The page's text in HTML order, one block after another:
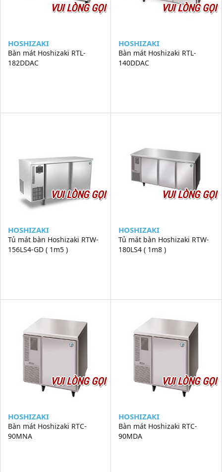
VUI LÒNG GỌI
HOSHIZAKI
Bàn mát Hoshizaki RTL-
182DDAC
VUI LÒNG GỌI
HOSHIZAKI
Bàn mát Hoshizaki RTL-
140DDAC
VUI LÒNG GỌI
HOSHIZAKI
Tủ mát bàn Hoshizaki RTW-
156LS4-GD ( 1m5 )
VUI LÒNG GỌI
HOSHIZAKI
Tủ mát bàn Hoshizaki RTW-
180LS4 ( 1m8 )
VUI LÒNG GỌI
HOSHIZAKI
Bàn mát Hoshizaki RTC-
90MNA
VUI LÒNG GỌI
HOSHIZAKI
Bàn mát Hoshizaki RTC-
90MDA